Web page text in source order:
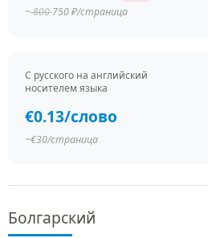
~800750 ₽/страница
С русского на английский
носителем языка
€0.13/слово
~€30/страница
Болгарский